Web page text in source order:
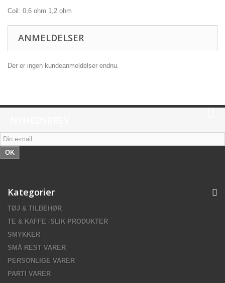
Coil: 0,6 ohm 1,2 ohm
ANMELDELSER
Der er ingen kundeanmeldelser endnu.
OK
Kategorier
TØJ & TILBEHØR
TE & KAFFE -SLIK PRODUKTER
SMYKKER
SMÅ REST VARER
PERSONLIGE VARER
PARTI VARER